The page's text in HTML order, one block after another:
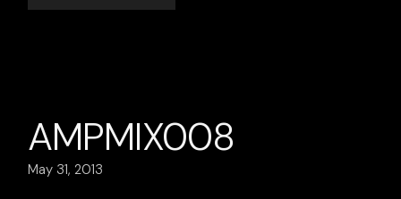
AMPMIX008
May 31, 2013